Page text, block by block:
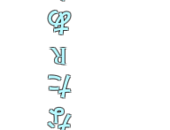
な
た
R
あ